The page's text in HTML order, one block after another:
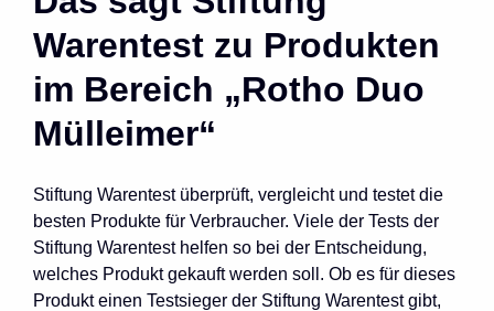
Warentest zu Produkten
im Bereich „Rotho Duo
Mülleimer“
Stiftung Warentest überprüft, vergleicht und testet die
besten Produkte für Verbraucher. Viele der Tests der
Stiftung Warentest helfen so bei der Entscheidung,
welches Produkt gekauft werden soll. Ob es für dieses
Produkt einen Testsieger der Stiftung Warentest gibt,